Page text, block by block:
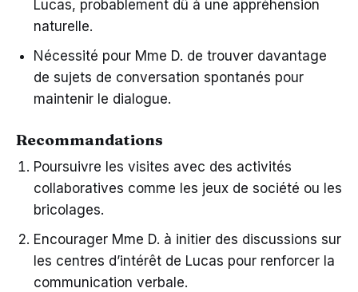
Lucas, probablement dû à une appréhension
naturelle.
Nécessité pour Mme D. de trouver davantage
de sujets de conversation spontanés pour
maintenir le dialogue.
Recommandations
Poursuivre les visites avec des activités
collaboratives comme les jeux de société ou les
bricolages.
Encourager Mme D. à initier des discussions sur
les centres d’intérêt de Lucas pour renforcer la
communication verbale.